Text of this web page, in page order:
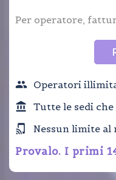
Per operatore,
Operatori
Tutte le sedi
Nessun limite al
Provalo. I primi